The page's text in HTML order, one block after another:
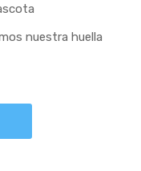
nuestra huella